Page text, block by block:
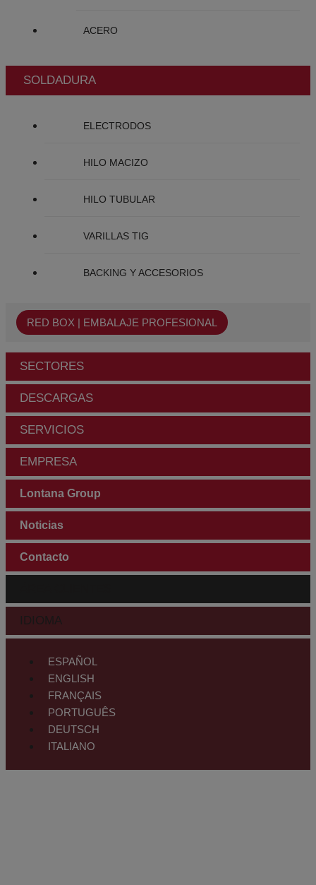
ACERO
SOLDADURA
ELECTRODOS
HILO MACIZO
HILO TUBULAR
VARILLAS TIG
BACKING Y ACCESORIOS
RED BOX | EMBALAJE PROFESIONAL
SECTORES
DESCARGAS
SERVICIOS
EMPRESA
Lontana Group
Noticias
Contacto
IDIOMA
ESPAÑOL
ENGLISH
FRANÇAIS
PORTUGUÊS
DEUTSCH
ITALIANO